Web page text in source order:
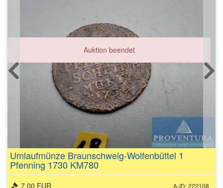
Auktion beendet
Umlaufmünze Braunschweig-Wolfenbüttel 1
Pfenning 1730 KM780
A-ID: 222108
7,00 EUR